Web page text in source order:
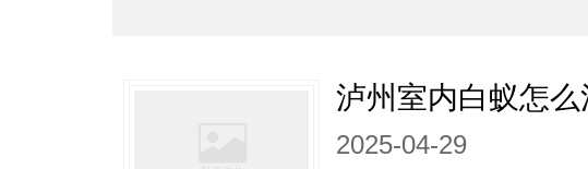
泸州室内白蚁怎
2025-04-29